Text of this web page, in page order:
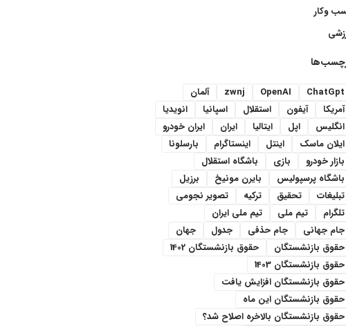
وکار
ChatGpt
OpenAI
zwnj
آلمان
آمریکا
آیفون استقلال اسپانیا
انویدیا
انگلیس
اپل ایتالیا ایران
ایران خودرو
ایلان ماسک
اینتل اینستاگرام
بارسلونا
بازار خودرو
بازی
باشگاه استقلال
باشگاه پرسپولیس
بایرن مونیخ
برزیل
تبلیغات
تحقیق ترکیه
تصویر نجومی
تلگرام
تیم ملی
تیم ملی ایران
جام جهانی
جام حذفی جدول
جهان
حقوق بازنشستگان
حقوق بازنشستگان 1402
حقوق بازنشستگان 1403
حقوق بازنشستگان افزایش یافت
حقوق بازنشستگان این ماه
حقوق بازنشستگان بالاخره اصلاح شد؟